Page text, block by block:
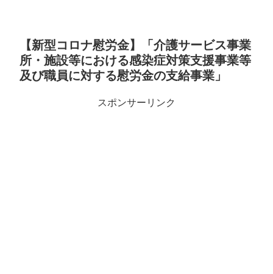
【新型コロナ慰労金】「介護サービス事業
所・施設等における感染症対策支援事業等
及び職員に対する慰労金の支給事業」
スポンサーリンク